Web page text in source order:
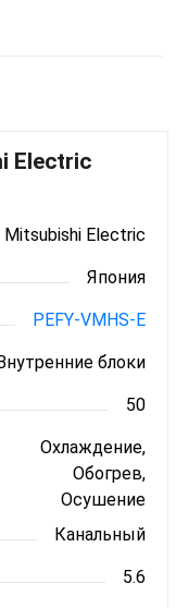
Electric
Mitsubishi Electric
Япония
PEFY-VMHS-E
Внутренние блоки
50
Охлаждение,
Обогрев,
Осушение
Канальный
5.6